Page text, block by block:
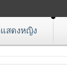
สดงหญิง